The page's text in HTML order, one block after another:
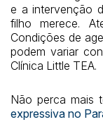
e a intervenção
filho merece.
Condições de
podem variar
Clínica Little TEA.
Não perca mais
expressiva no